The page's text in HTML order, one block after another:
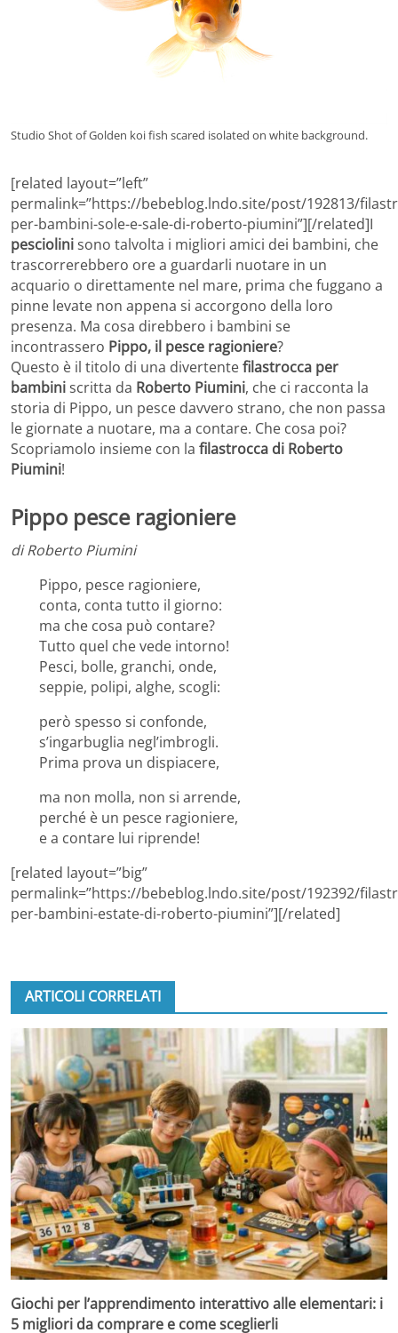
Studio Shot of Golden koi fish scared isolated on white background.
[related layout=”left”
permalink=”https://bebeblog.lndo.site/post/192813/
per-bambini-sole-e-sale-di-roberto-piumini”][/related]I
pesciolinisono talvolta i migliori amici dei bambini, che
trascorrerebbero ore a guardarli nuotare in un
acquario o direttamente nel mare, prima che fuggano a
pinne levate non appena si accorgono della loro
presenza. Ma cosa direbbero i bambini se
incontrassero Pippo, il pesce ragioniere?
Questo è il titolo di una divertentefilastrocca per
bambiniscritta da Roberto Piumini, che ci racconta la
storia di Pippo, un pesce davvero strano, che non passa
le giornate a nuotare, ma a contare. Che cosa poi?
Scopriamolo insieme con la filastrocca di Roberto
Piumini!
Pippo pesce ragioniere
di Roberto Piumini
Pippo, pesce ragioniere,
conta, conta tutto il giorno:
ma che cosa può contare?
Tutto quel che vede intorno!
Pesci, bolle, granchi, onde,
seppie, polipi, alghe, scogli:
però spesso si confonde,
s’ingarbuglia negl’imbrogli.
Prima prova un dispiacere,
ma non molla, non si arrende,
perché è un pesce ragioniere,
e a contare lui riprende!
[related layout=”big”
permalink=”https://bebeblog.lndo.site/post/192392/
per-bambini-estate-di-roberto-piumini”][/related]
ARTICOLI CORRELATI
Giochi per l’apprendimento interattivo alle elementari: i
5 migliori da comprare e come sceglierli